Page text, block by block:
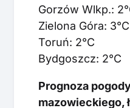
Gorzów Wlkp.:
Zielona Góra: 3°C
Toruń: 2°C
Bydgoszcz: 2°C
Prognoza
mazowieckiego,